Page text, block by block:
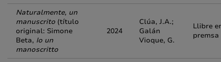
Naturalmente, un
manuscrito (título
original: Simone
Beta, Io un
manoscritto
2024
Clúa, J.A.;
Galán
Vioque, G.
Llibre
premsa